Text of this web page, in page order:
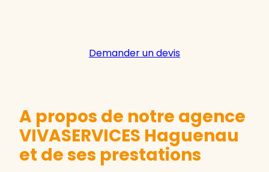
Demander un devis
A propos de notre agence
VIVASERVICES Haguenau
et de ses prestations